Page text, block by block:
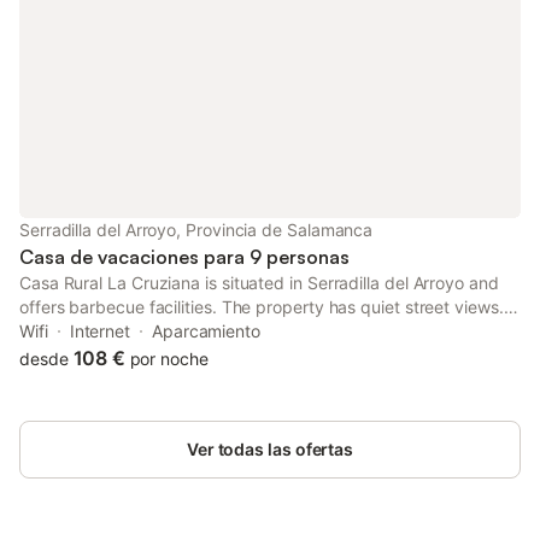
Serradilla del Arroyo, Provincia de Salamanca
Casa de vacaciones para 9 personas
Casa Rural La Cruziana is situated in Serradilla del Arroyo and
offers barbecue facilities. The property has quiet street views.
Free WiFi is available throughout the property and Las Batuecas
Natural Park is 41 km away.
Wifi Internet
Aparcamiento
desde 108 € por noche
Ver todas las ofertas